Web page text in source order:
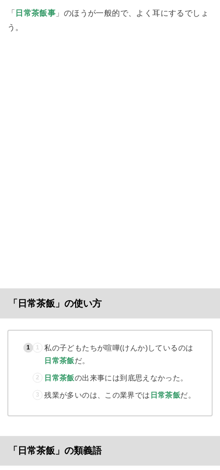
「 日常茶飯事 」のほうが一般的で、よく耳にするでしょ
う。
「日常茶飯」の使い方
私の子どもたちが喧嘩(けんか)しているのは
日常茶飯だ。
日常茶飯の出来事には到底思えなかった。
残業が多いのは、この業界では 日常茶飯だ。
「日常茶飯」の類義語